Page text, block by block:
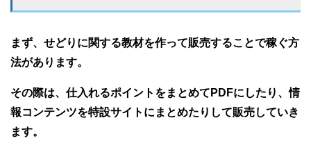
まず、せどりに関する教材を作って販売することで稼ぐ方
法があります。
その際は、仕入れるポイントをまとめてPDFにしたり、情
報コンテンツを特設サイトにまとめたりして販売していき
ます。